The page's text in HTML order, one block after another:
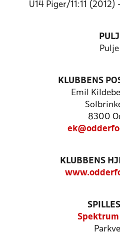
U14 Piger/11:11 (2012)
Pulje
KLUBBENS
Emil
8300
KLUBBENS